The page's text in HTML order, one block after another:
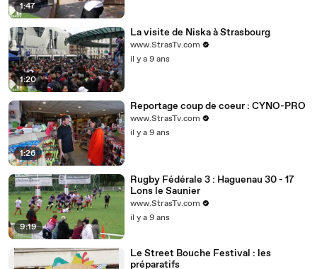
1:47
1:20
La visite de Niska à Strasbourg
www.StrasTv.com
il y a 9 ans
1:26
Reportage coup de coeur : CYNO-PRO
www.StrasTv.com
il y a 9 ans
9:19
Rugby Fédérale 3 : Haguenau 30 - 17
Lons le Saunier
www.StrasTv.com
il y a 9 ans
Le Street Bouche Festival : les
préparatifs